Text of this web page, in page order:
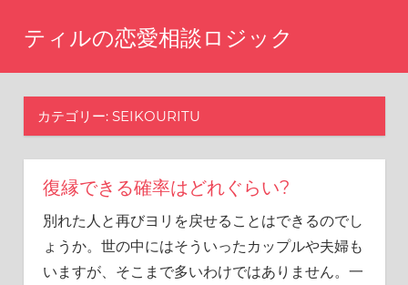
ティルの恋愛相談ロジック
に
カテゴリー: SEIKOURITU
復縁できる確率はどれぐらい?
別れた人と再びヨリを戻せることはできるのでし
ょうか。世の中にはそういったカップルや夫婦も
いますが、そこまで多いわけではありません。一